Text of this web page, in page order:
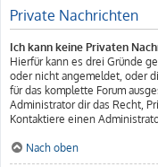
Private Nachrichten
Ich kann keine Privaten
Hierfür kann es drei Gründe
oder nicht angemeldet, oder
für das komplette Forum
Administrator dir das Recht,
Kontaktiere einen
Nach oben